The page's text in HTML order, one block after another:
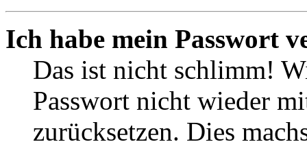
Ich habe mein Passwort
Das ist nicht schlimm!
Passwort nicht wieder
zurücksetzen. Dies